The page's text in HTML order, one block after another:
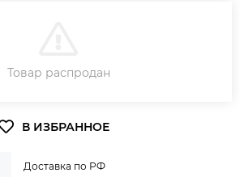
Товар распродан
Доставка по РФ